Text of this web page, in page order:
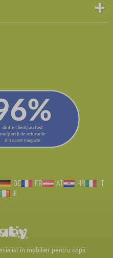
DE FR AT HR
IT
IE
în mobilier pentru copii